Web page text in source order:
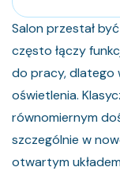
Salon przestał
często łączy
do pracy, dlatego
oświetlenia.
równomiernym
szczególnie w
otwartym